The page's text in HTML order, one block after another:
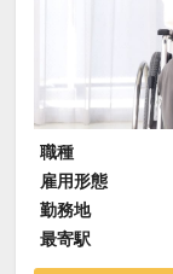
職種
雇用形態
勤務地
最寄駅